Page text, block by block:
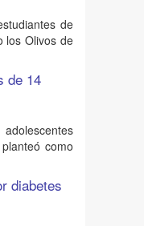
de
los Olivos de
de 14
como
diabetes